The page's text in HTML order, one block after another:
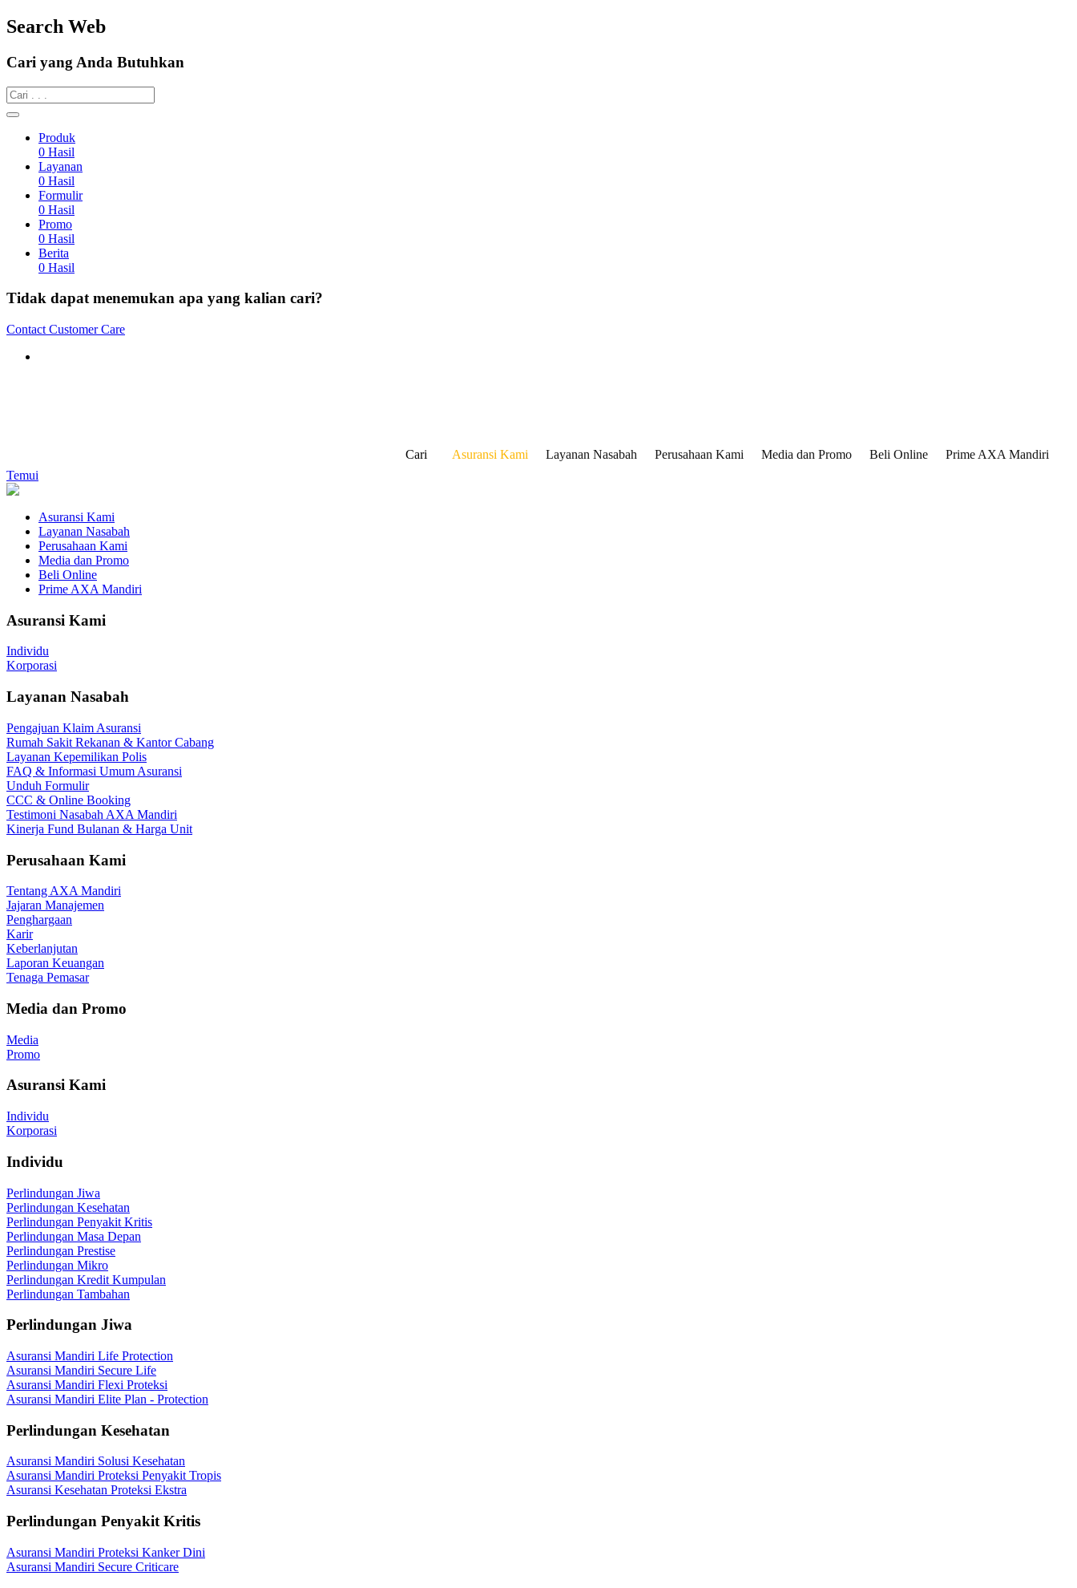
Search Web
Cari yang Anda Butuhkan
Produk
0 Hasil
Layanan
0 Hasil
Formulir
0 Hasil
Promo
0 Hasil
Berita
0 Hasil
Tidak dapat menemukan apa yang kalian cari?
Contact Customer Care
Cari Asuransi Kami Layanan Nasabah Perusahaan Kami Media dan Promo Beli Online
Prime AXA Mandiri
Temui
Asuransi Kami
Layanan Nasabah
Perusahaan Kami
Media dan Promo
Beli Online
Prime AXA Mandiri
Asuransi Kami
Individu
Korporasi
Layanan Nasabah
Pengajuan Klaim Asuransi
Rumah Sakit Rekanan & Kantor Cabang
Layanan Kepemilikan Polis
FAQ & Informasi Umum Asuransi
Unduh Formulir
CCC & Online Booking
Testimoni Nasabah AXA Mandiri
Kinerja Fund Bulanan & Harga Unit
Perusahaan Kami
Tentang AXA Mandiri
Jajaran Manajemen
Penghargaan
Karir
Keberlanjutan
Laporan Keuangan
Tenaga Pemasar
Media dan Promo
Media
Promo
Asuransi Kami
Individu
Korporasi
Individu
Perlindungan Jiwa
Perlindungan Kesehatan
Perlindungan Penyakit Kritis
Perlindungan Masa Depan
Perlindungan Prestise
Perlindungan Mikro
Perlindungan Kredit Kumpulan
Perlindungan Tambahan
Perlindungan Jiwa
Asuransi Mandiri Life Protection
Asuransi Mandiri Secure Life
Asuransi Mandiri Flexi Proteksi
Asuransi Mandiri Elite Plan - Protection
Perlindungan Kesehatan
Asuransi Mandiri Solusi Kesehatan
Asuransi Mandiri Proteksi Penyakit Tropis
Asuransi Kesehatan Proteksi Ekstra
Perlindungan Penyakit Kritis
Asuransi Mandiri Proteksi Kanker Dini
Asuransi Mandiri Secure Criticare